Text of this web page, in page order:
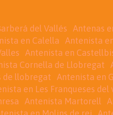
del Vallés Antenas
en Calella Antenista
Antenista en
Cornella de Llobregat
de llobregat Antenista en
en Les Franqueses del
Antenista Martorell